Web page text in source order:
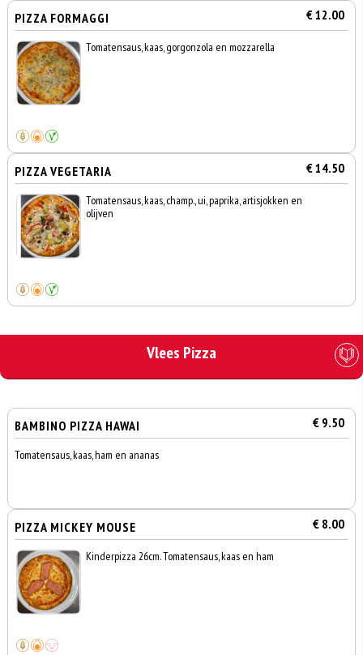
PIZZA FORMAGGI € 12.00
Tomatensaus, kaas, gorgonzola en mozzarella
PIZZA VEGETARIA € 14.50
Tomatensaus, kaas, champ., ui, paprika, artisjokken en
olijven
Vlees Pizza
BAMBINO PIZZA HAWAI € 9.50
Tomatensaus, kaas, ham en ananas
PIZZA MICKEY MOUSE € 8.00
Kinderpizza 26cm. Tomatensaus, kaas en ham